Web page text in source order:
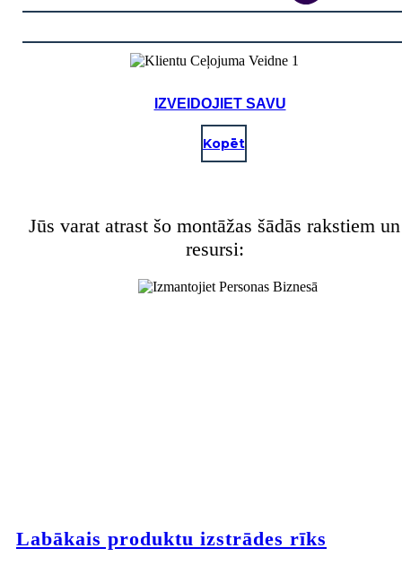
IZVEIDOJIET SAVU
Kopēt
Jūs varat atrast šo montāžas šādās rakstiem un
resursi:
Labākais produktu izstrādes rīks